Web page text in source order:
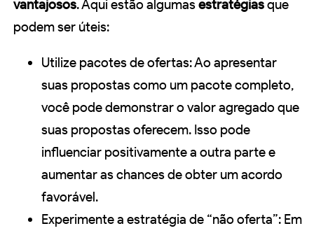
vantajosos. Aqui estão algumasestratégiasque
podem ser úteis:
Utilize pacotes de ofertas: Ao apresentar
suas propostas como um pacote completo,
você pode demonstrar o valor agregado que
suas propostas oferecem. Isso pode
influenciar positivamente a outra parte e
aumentar as chances de obter um acordo
favorável.
Experimente a estratégia de “não oferta”: Em